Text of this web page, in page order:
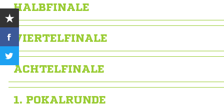
HALBFINALE
VIERTELFINALE
ACHTELFINALE
1. POKALRUNDE